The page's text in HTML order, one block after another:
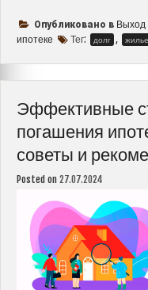
из
ипотечного
–
советы
и
Опубликовано в Выход
ипотеке
Тег: долг , жилье
Эффективные
погашения
советы и
Posted on 27.07.2024